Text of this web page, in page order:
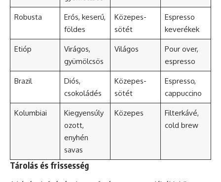
Robusta Erős, keserű,
földes
Közepes-
sötét
Espresso
keverékek
Etióp
Virágos,
gyümölcsös
Világos
Pour over,
espresso
Brazil
Diós,
csokoládés
Közepes-
sötét
Espresso,
cappuccino
Kolumbiai
Kiegyensúly
ozott,
enyhén
savas
Közepes
Filterkávé,
cold brew
Tárolás és frissesség